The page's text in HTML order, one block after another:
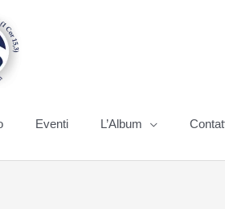
Eventi L’Album